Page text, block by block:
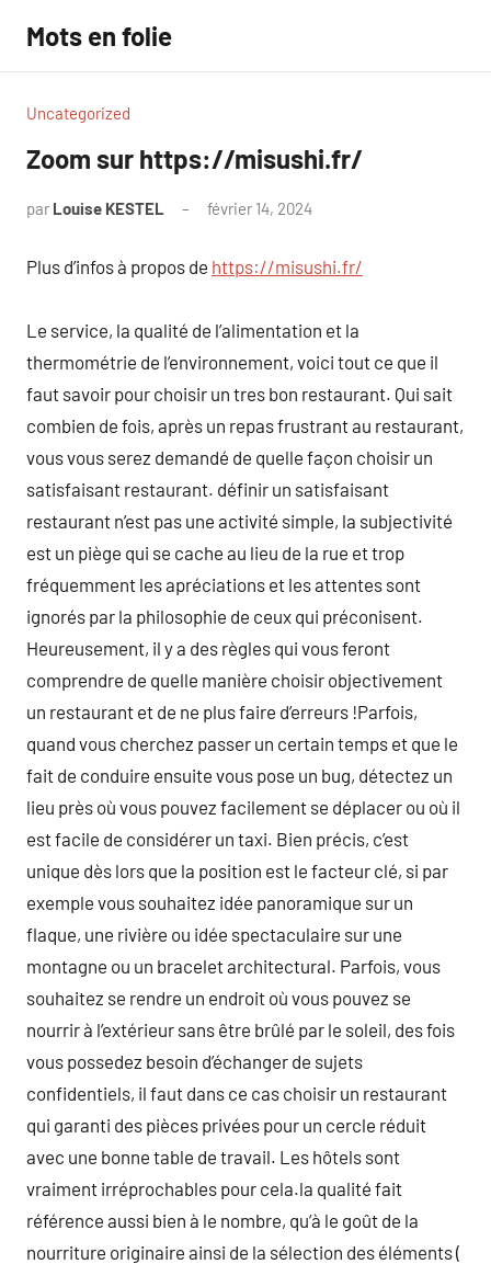
contenu
Mots en folie
Uncategorized
Zoom sur https://misushi.fr/
par Louise KESTEL février 14, 2024
Plus d’infos à propos de https://misushi.fr/
Le service, la qualité de l’alimentation et la
thermométrie de l’environnement, voici tout ce que il
faut savoir pour choisir un tres bon restaurant. Qui sait
combien de fois, après un repas frustrant au restaurant,
vous vous serez demandé de quelle façon choisir un
satisfaisant restaurant. définir un satisfaisant
restaurant n’est pas une activité simple, la subjectivité
est un piège qui se cache au lieu de la rue et trop
fréquemment les apréciations et les attentes sont
ignorés par la philosophie de ceux qui préconisent.
Heureusement, il y a des règles qui vous feront
comprendre de quelle manière choisir objectivement
un restaurant et de ne plus faire d’erreurs !Parfois,
quand vous cherchez passer un certain temps et que le
fait de conduire ensuite vous pose un bug, détectez un
lieu près où vous pouvez facilement se déplacer ou où il
est facile de considérer un taxi. Bien précis, c’est
unique dès lors que la position est le facteur clé, si par
exemple vous souhaitez idée panoramique sur un
flaque, une rivière ou idée spectaculaire sur une
montagne ou un bracelet architectural. Parfois, vous
souhaitez se rendre un endroit où vous pouvez se
nourrir à l’extérieur sans être brûlé par le soleil, des fois
vous possedez besoin d’échanger de sujets
confidentiels, il faut dans ce cas choisir un restaurant
qui garanti des pièces privées pour un cercle réduit
avec une bonne table de travail. Les hôtels sont
vraiment irréprochables pour cela.la qualité fait
référence aussi bien à le nombre, qu’à le goût de la
nourriture originaire ainsi de la sélection des éléments (